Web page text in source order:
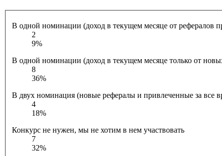
В одной номинации (доход в текущем месяце от рефералов
2
9%
В одной номинации (доход в текущем месяце только от
8
36%
В двух номинация (новые рефералы и привлеченные за все
4
18%
Конкурс не нужен, мы не хотим в нем участвовать
7
32%